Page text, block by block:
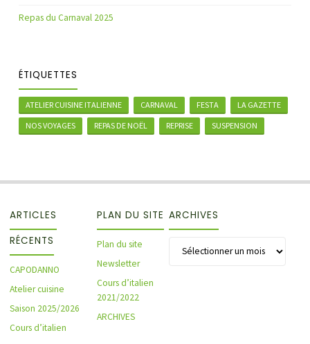
Repas du Carnaval 2025
ÉTIQUETTES
ATELIER CUISINE ITALIENNE CARNAVAL FESTA
LA GAZETTE
NOS VOYAGES
REPAS DE NOËL REPRISE SUSPENSION
ARTICLES
RÉCENTS
CAPODANNO
Atelier cuisine
Saison 2025/2026
Cours d’italien
PLAN DU SITE
Plan du site
Newsletter
Cours d’italien
2021/2022
ARCHIVES
ARCHIVES